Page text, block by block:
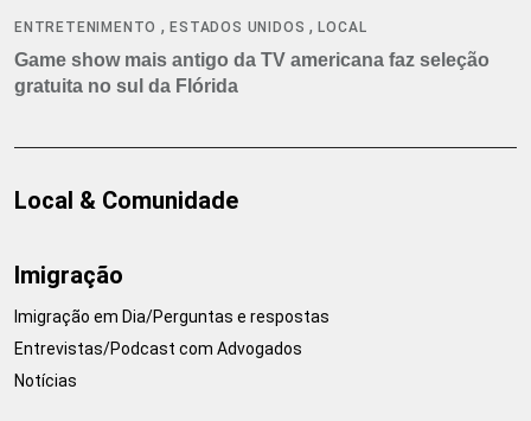
ENTRETENIMENTO ,ESTADOS UNIDOS ,LOCAL
Game show mais antigo da TV americana faz seleção
gratuita no sul da Flórida
Local & Comunidade
Imigração
Imigração em Dia/Perguntas e respostas
Entrevistas/Podcast com Advogados
Notícias